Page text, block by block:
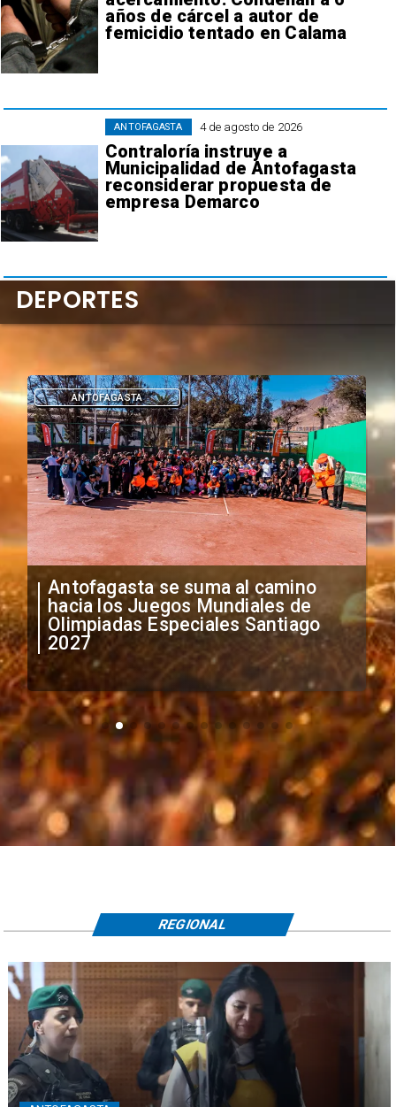
años de cárcel a autor de
femicidio tentado en Calama
4 de agosto de 2026
Contraloría instruye a
Municipalidad de Antofagasta
reconsiderar propuesta de
empresa Demarco
ANTOFAGASTA
"Falta de profesionalismo": Sifup
anuncia medidas por situación
irregular de futbolistas
extranjeros
DEPORTES
DEPORTES
REGIONAL